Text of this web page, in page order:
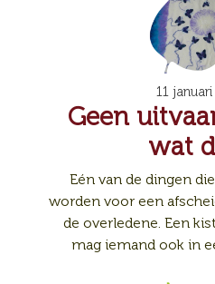
11
Geen
wat
Eén van de dingen
worden voor een
de overledene. Een
mag iemand ook in